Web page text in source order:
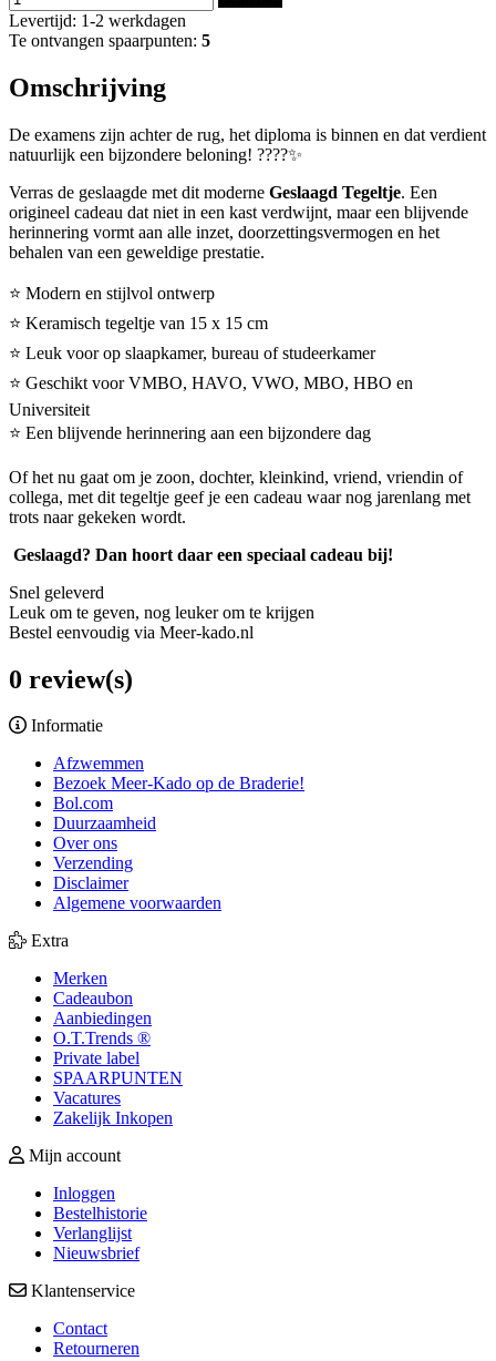
Levertijd: 1-2 werkdagen
Te ontvangen spaarpunten: 5
Omschrijving
De examens zijn achter de rug, het diploma is binnen en dat verdient
natuurlijk een bijzondere beloning! ????✨
Verras de geslaagde met dit moderne Geslaagd Tegeltje. Een
origineel cadeau dat niet in een kast verdwijnt, maar een blijvende
herinnering vormt aan alle inzet, doorzettingsvermogen en het
behalen van een geweldige prestatie.
⭐ Modern en stijlvol ontwerp
⭐ Keramisch tegeltje van 15 x 15 cm
⭐ Leuk voor op slaapkamer, bureau of studeerkamer
⭐ Geschikt voor VMBO, HAVO, VWO, MBO, HBO en
Universiteit
⭐ Een blijvende herinnering aan een bijzondere dag
Of het nu gaat om je zoon, dochter, kleinkind, vriend, vriendin of
collega, met dit tegeltje geef je een cadeau waar nog jarenlang met
trots naar gekeken wordt.
Geslaagd? Dan hoort daar een speciaal cadeau bij!
Snel geleverd
Leuk om te geven, nog leuker om te krijgen
Bestel eenvoudig via Meer-kado.nl
0 review(s)
Informatie
Afzwemmen
Bezoek Meer-Kado op de Braderie!
Bol.com
Duurzaamheid
Over ons
Verzending
Disclaimer
Algemene voorwaarden
Extra
Merken
Cadeaubon
Aanbiedingen
O.T.Trends ®
Private label
SPAARPUNTEN
Vacatures
Zakelijk Inkopen
Mijn account
Inloggen
Bestelhistorie
Verlanglijst
Nieuwsbrief
Klantenservice
Contact
Retourneren